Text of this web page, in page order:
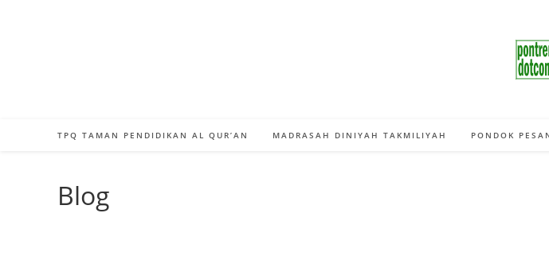
TPQ TAMAN PENDIDIKAN AL QUR’AN MADRASAH DINIYAH TAKMILIYAH PONDOK
Blog